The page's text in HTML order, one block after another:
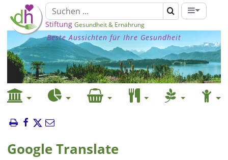
Stiftung Gesundheit & Ernährung
Beste Aussichten für Ihre Gesundheit
Google Translate